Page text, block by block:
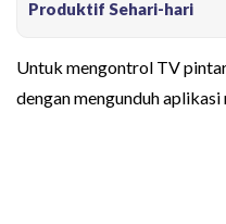
Produktif Sehari-hari
Untuk mengontrol TV
dengan mengunduh